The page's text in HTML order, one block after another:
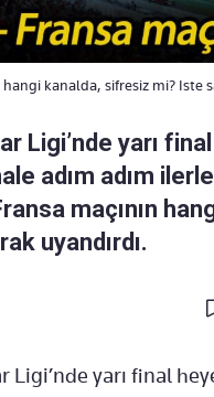
hangi kanalda, sifresiz mi? Iste
Ligi’nde yarı
adım adım
maçının
uyandırdı.
Ligi’nde yarı final